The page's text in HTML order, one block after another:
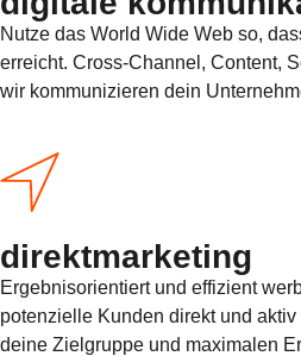
Nutze das World Wide Web so,
erreicht. Cross-Channel, Content,
wir kommunizieren dein
direktmarketing
Ergebnisorientiert und effizient
potenzielle Kunden direkt und
deine Zielgruppe und maximalen